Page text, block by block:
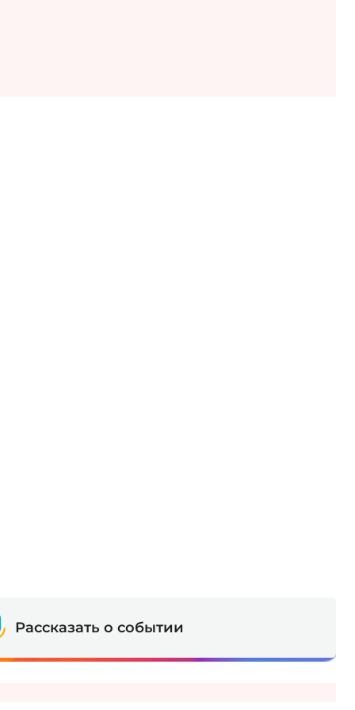
Рассказать о событии